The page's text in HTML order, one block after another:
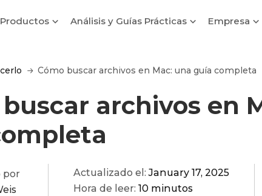
Productos Análisis y Guías Prácticas Empresa
Cómo buscar archivos en Mac: una guía completa
archivos en
por
Actualizado el:January 17, 2025
Hora de leer: 10 minutos